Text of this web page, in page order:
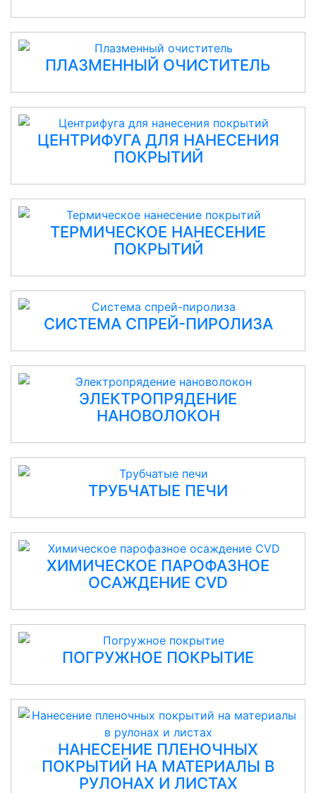
ПЛАЗМЕННЫЙ ОЧИСТИТЕЛЬ
ЦЕНТРИФУГА ДЛЯ НАНЕСЕНИЯ
ПОКРЫТИЙ
ТЕРМИЧЕСКОЕ НАНЕСЕНИЕ
ПОКРЫТИЙ
СИСТЕМА СПРЕЙ-ПИРОЛИЗА
ЭЛЕКТРОПРЯДЕНИЕ
НАНОВОЛОКОН
ТРУБЧАТЫЕ ПЕЧИ
ХИМИЧЕСКОЕ ПАРОФАЗНОЕ
ОСАЖДЕНИЕ CVD
ПОГРУЖНОЕ ПОКРЫТИЕ
НАНЕСЕНИЕ ПЛЕНОЧНЫХ
ПОКРЫТИЙ НА МАТЕРИАЛЫ В
РУЛОНАХ И ЛИСТАХ